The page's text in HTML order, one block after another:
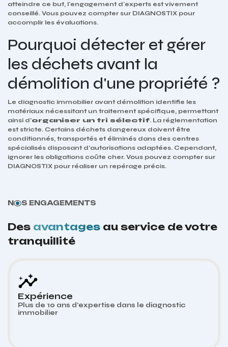
atteindre ce but, l'engagement d'experts est vivement
conseillé. Vous pouvez compter sur DIAGNOSTIX pour
accomplir les évaluations.
Pourquoi détecter et gérer
les déchets avant la
démolition d'une propriété ?
Le diagnostic immobilier avant démolition identifie les
matériaux nécessitant un traitement spécifique, permettant
ainsi d’organiser un tri sélectif. La réglementation
est stricte. Certains déchets dangereux doivent être
conditionnés, transportés et éliminés dans des centres
spécialisés disposant d’autorisations adaptées. Cependant,
ignorer les obligations coûte cher. Vous pouvez compter sur
DIAGNOSTIX pour réaliser un repérage précis.
N S ENGAGEMENTS
Des avantages au service de votre
tranquillité
Expérience
Plus de 10 ans d’expertise dans le diagnostic
immobilier